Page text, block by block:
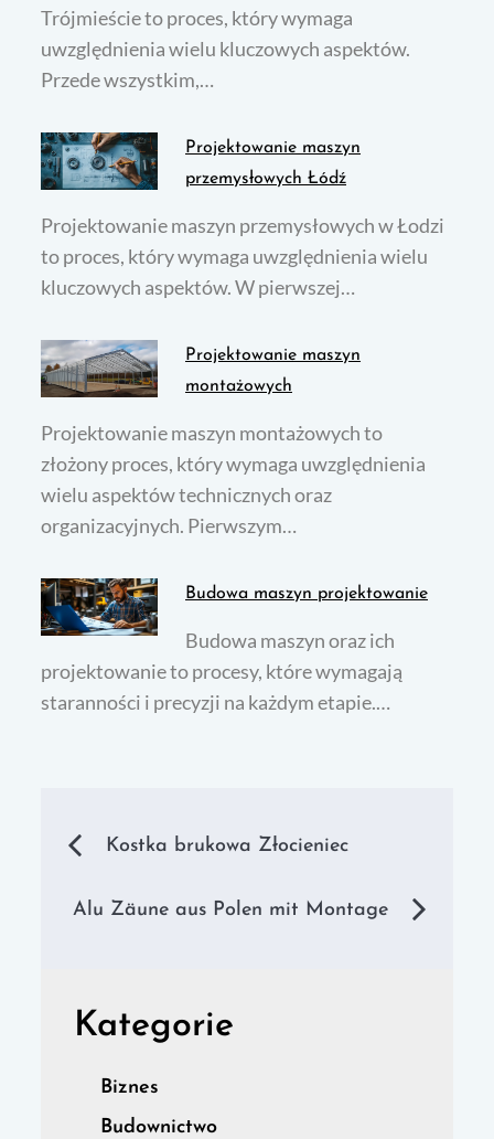
Trójmieście to proces, który wymaga
uwzględnienia wielu kluczowych aspektów.
Przede wszystkim,…
Projektowanie maszyn
przemysłowych Łódź
Projektowanie maszyn przemysłowych w Łodzi
to proces, który wymaga uwzględnienia wielu
kluczowych aspektów. W pierwszej…
Projektowanie maszyn
montażowych
Projektowanie maszyn montażowych to
złożony proces, który wymaga uwzględnienia
wielu aspektów technicznych oraz
organizacyjnych. Pierwszym…
Budowa maszyn projektowanie
Budowa maszyn oraz ich
projektowanie to procesy, które wymagają
staranności i precyzji na każdym etapie.…
Nawigacja
wpisu
Kostka brukowa Złocieniec
Alu Zäune aus Polen mit Montage
Kategorie
Biznes
Budownictwo